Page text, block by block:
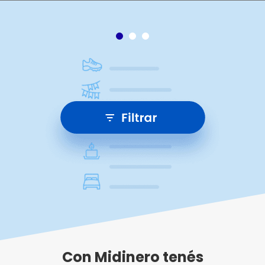
Con Midinero tenés